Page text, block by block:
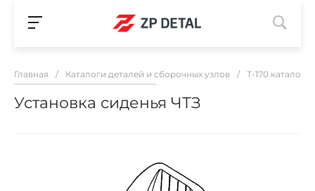
Главная / Каталоги деталей и сборочных узлов / Т-170 каталог
Установка сиденья ЧТЗ